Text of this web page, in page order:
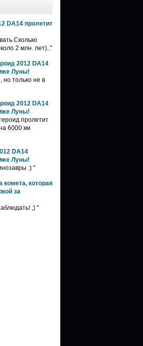
DA14 пролетит
2 млн. лет).."
2012 DA14
Луны!
но только не в
2012 DA14
Луны!
пролетит
6000 км
DA14
Луны!
:) "
комета, которая
за
;) "